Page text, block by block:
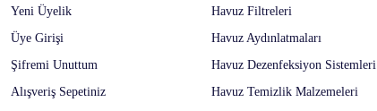
Yeni Üyelik
Üye Girişi
Şifremi Unuttum
Alışveriş Sepetiniz
Havuz Filtreleri
Havuz Aydınlatmaları
Havuz Dezenfeksiyon Sistemleri
Havuz Temizlik Malzemeleri